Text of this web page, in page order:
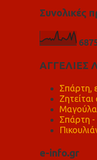
Συνολικές
687
ΑΓΓΕΛΙΕΣ
Σπάρτη,
Μαγούλα
Σπάρτη -
e-info.gr